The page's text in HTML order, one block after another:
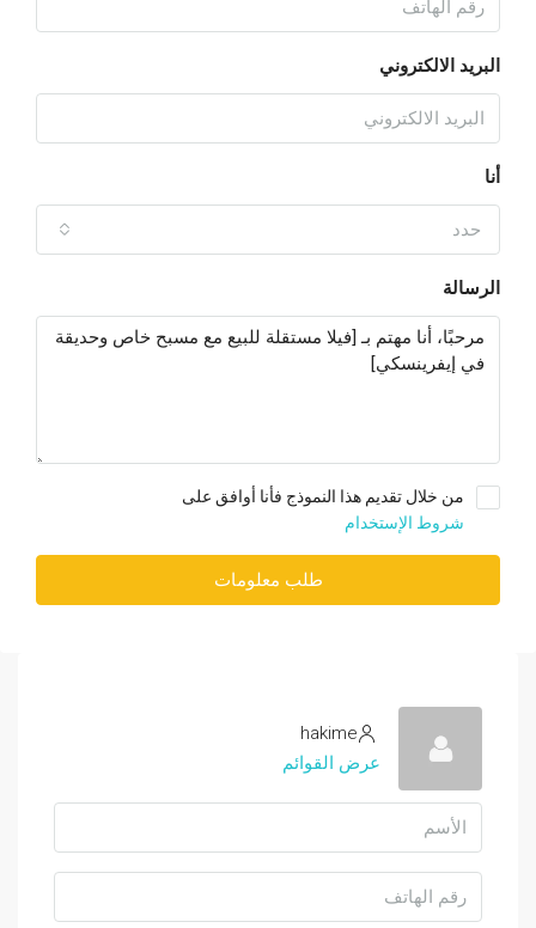
البريد الالكتروني
أنا
حدد
الرسالة
من خلال تقديم هذا النموذج فأنا أوافق على
شروط الإستخدام
طلب معلومات
hakime
عرض القوائم